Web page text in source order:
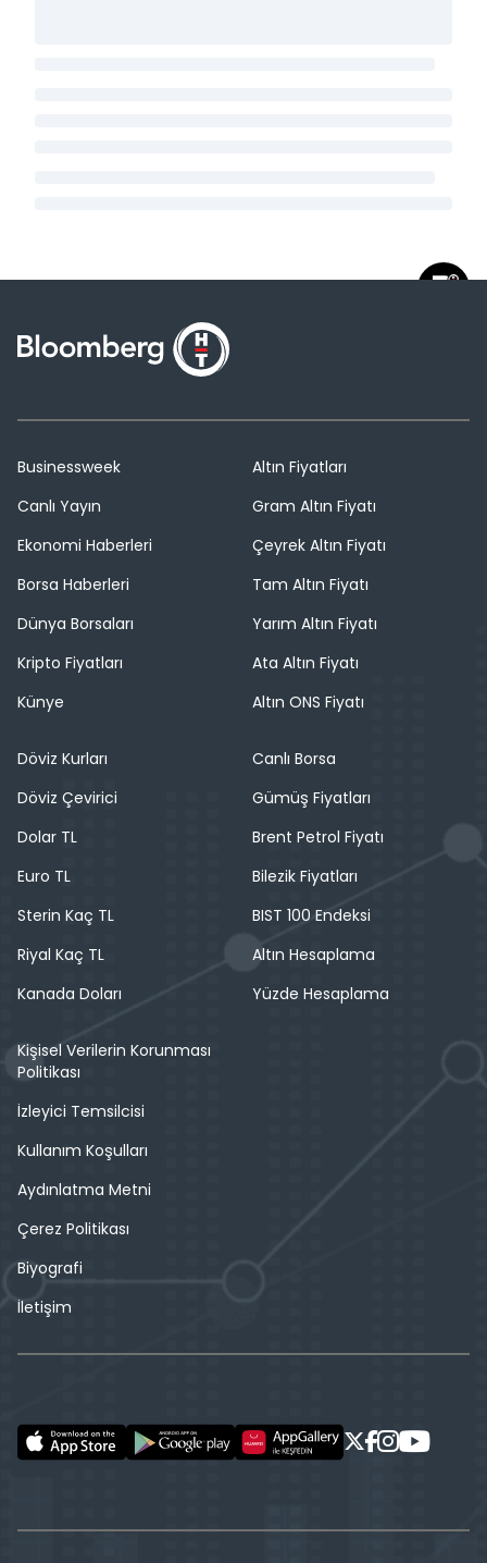
Businessweek
Canlı Yayın
Ekonomi Haberleri
Borsa Haberleri
Dünya Borsaları
Kripto Fiyatları
Künye
Altın Fiyatları
Gram Altın Fiyatı
Çeyrek Altın Fiyatı
Tam Altın Fiyatı
Yarım Altın Fiyatı
Ata Altın Fiyatı
Altın ONS Fiyatı
Döviz Kurları
Döviz Çevirici
Dolar TL
Euro TL
Sterin Kaç TL
Riyal Kaç TL
Kanada Doları
Canlı Borsa
Gümüş Fiyatları
Brent Petrol Fiyatı
Bilezik Fiyatları
BIST 100 Endeksi
Altın Hesaplama
Yüzde Hesaplama
Kişisel Verilerin Korunması
Politikası
İzleyici Temsilcisi
Kullanım Koşulları
Aydınlatma Metni
Çerez Politikası
Biyografi
İletişim